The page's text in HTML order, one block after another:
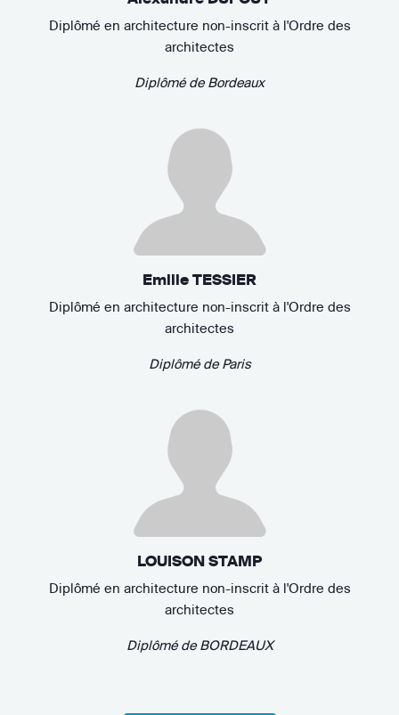
Diplômé en architecture non-inscrit à l'Ordre des
architectes
Diplômé deBordeaux
Emilie TESSIER
Diplômé en architecture non-inscrit à l'Ordre des
architectes
Diplômé deParis
LOUISON STAMP
Diplômé en architecture non-inscrit à l'Ordre des
architectes
Diplômé deBORDEAUX